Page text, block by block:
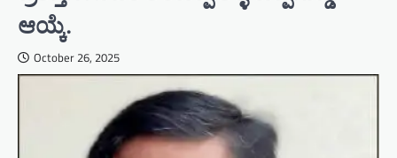
ಆಯ್ಕೆ.
October 26, 2025